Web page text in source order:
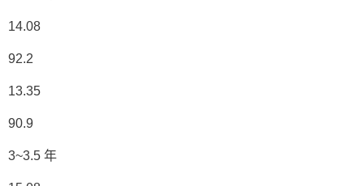
14.08
92.2
13.35
90.9
3~3.5 年